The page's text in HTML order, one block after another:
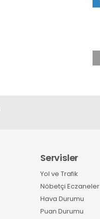
Servisler
Yol ve Trafik
Nöbetçi Eczaneler
Hava Durumu
Puan Durumu